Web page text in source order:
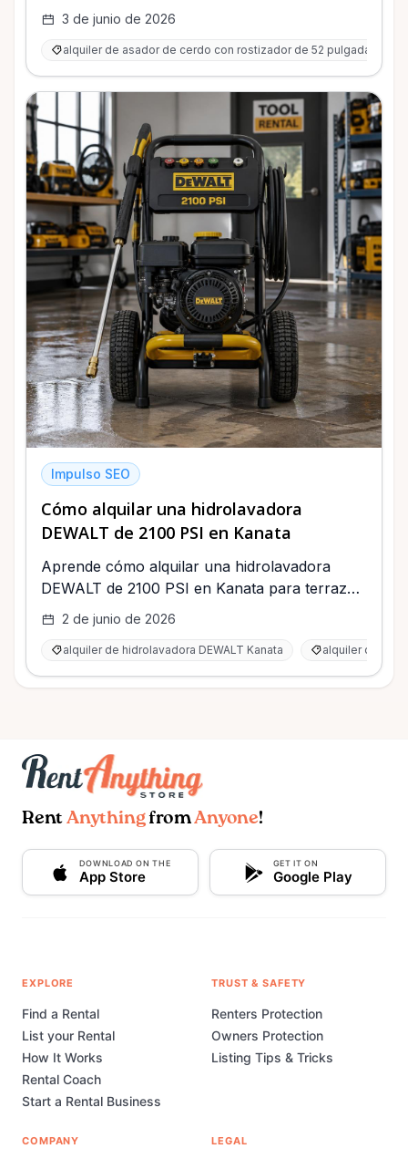
con rostizador de 52 pulgadas, usarlo con
seguridad y organizar un banquete
memorable.
3 de junio de 2026
alquiler de asador de cerdo con rostizador de 52 pulgadas en
Impulso SEO
Cómo alquilar una hidrolavadora
DEWALT de 2100 PSI en Kanata
Aprende cómo alquilar una hidrolavadora
DEWALT de 2100 PSI en Kanata para terrazas,
revestimientos, entradas de autos, vehículos y
limpieza estacional.
2 de junio de 2026
alquiler de hidrolavadora DEWALT Kanata alquiler de
Rent AnythingfromAnyone!
DOWNLOAD ON THE
App Store
GET IT ON
Google Play
EXPLORE
Find a Rental
List your Rental
How It Works
Rental Coach
Start a Rental Business
TRUST & SAFETY
Renters Protection
Owners Protection
Listing Tips & Tricks
COMPANY LEGAL